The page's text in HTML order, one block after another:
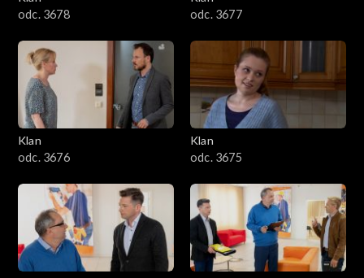
501–600
401–500
301–400
201–300
101–200
1–100
odc. 3678
odc. 3677
Klan
odc. 3676
Klan
odc. 3675